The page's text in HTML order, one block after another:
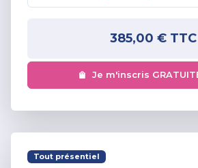
385,00 €TTC
Je m'inscris
Tout présentiel